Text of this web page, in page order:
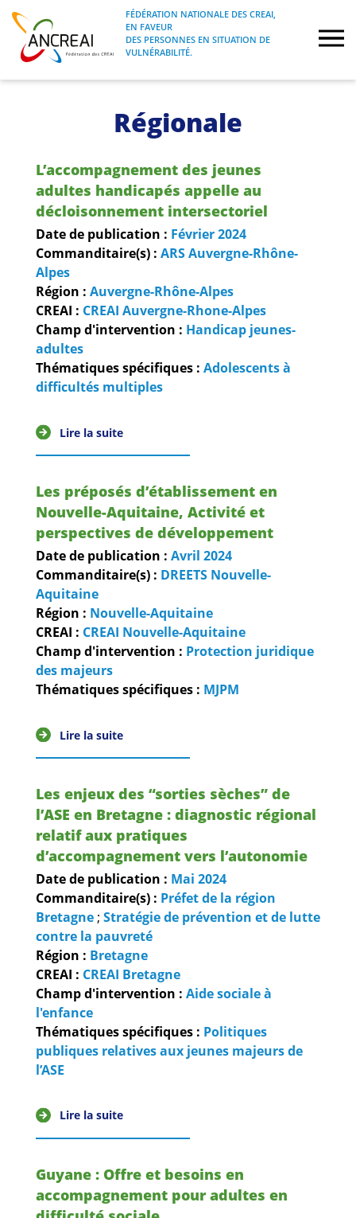
Skip
content
ANCREAI
FÉDÉRATION NATIONALE DES CREAI, EN
FAVEUR DES PERSONNES EN SITUATION
FÉDÉRATION NATIONALE DES CREAI,
EN FAVEUR
DES PERSONNES EN SITUATION DE
VULNÉRABILITÉ.
Journées nationales
Formations
Projets Fédéraux
Espace emploi
Guides et outils
ARSENE
Régionale
L’accompagnement des jeunes
adultes handicapés appelle au
décloisonnement intersectoriel
Date de publication : Février2024
Commanditaire(s) : ARS Auvergne-Rhône-
Alpes
Région : Auvergne-Rhône-Alpes
CREAI : CREAI Auvergne-Rhone-Alpes
Champ d'intervention : Handicap jeunes-
adultes
Thématiques spécifiques : Adolescents à
difficultés multiples
Lire la suite
Les préposés d’établissement en
Nouvelle-Aquitaine, Activité et
perspectives de développement
Date de publication : Avril 2024
Commanditaire(s) : DREETS Nouvelle-
Aquitaine
Région : Nouvelle-Aquitaine
CREAI : CREAI Nouvelle-Aquitaine
Champ d'intervention : Protection juridique
des majeurs
Thématiques spécifiques : MJPM
Lire la suite
Les enjeux des “sorties sèches” de
l’ASE en Bretagne : diagnostic régional
relatif aux pratiques
d’accompagnement vers l’autonomie
Date de publication : Mai 2024
Commanditaire(s) : Préfet de la région
Bretagne ; Stratégie de prévention et de lutte
contre la pauvreté
Région : Bretagne
CREAI : CREAI Bretagne
Champ d'intervention : Aide sociale à
l'enfance
Thématiques spécifiques : Politiques
publiques relatives aux jeunes majeurs de
l’ASE
Lire la suite
Guyane : Offre et besoins en
accompagnement pour adultes en